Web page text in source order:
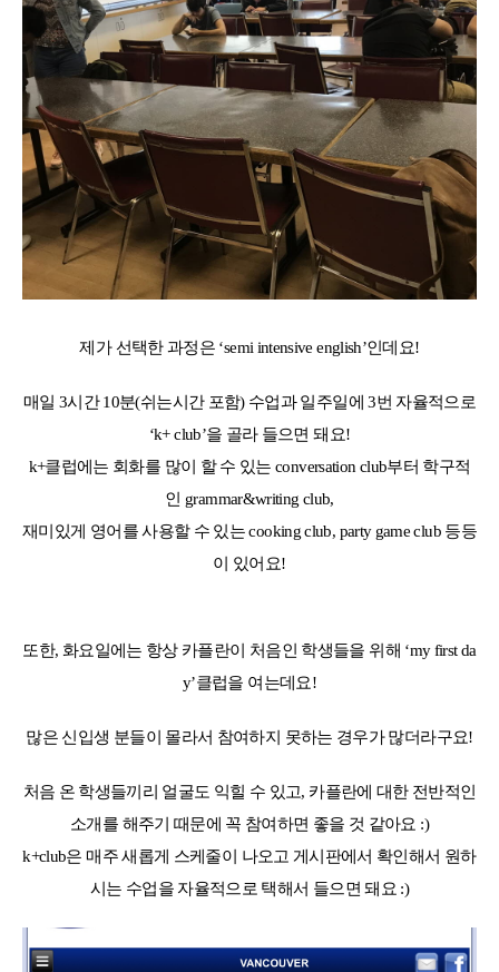
제가 선택한 과정은 ‘semi intensive english’인데요!
매일 3시간 10분(쉬는시간 포함) 수업과 일주일에 3번 자율적으로
‘k+ club’을 골라 들으면 돼요!
k+클럽에는 회화를 많이 할 수 있는 conversation club부터 학구적
인 grammar&writing club,
재미있게 영어를 사용할 수 있는 cooking club, party game club 등등
이 있어요!
또한, 화요일에는 항상 카플란이 처음인 학생들을 위해 ‘my first da
y’클럽을 여는데요!
많은 신입생 분들이 몰라서 참여하지 못하는 경우가 많더라구요!
처음 온 학생들끼리 얼굴도 익힐 수 있고, 카플란에 대한 전반적인
소개를 해주기 때문에 꼭 참여하면 좋을 것 같아요 :)
k+club은 매주 새롭게 스케줄이 나오고 게시판에서 확인해서 원하
시는 수업을 자율적으로 택해서 들으면 돼요 :)